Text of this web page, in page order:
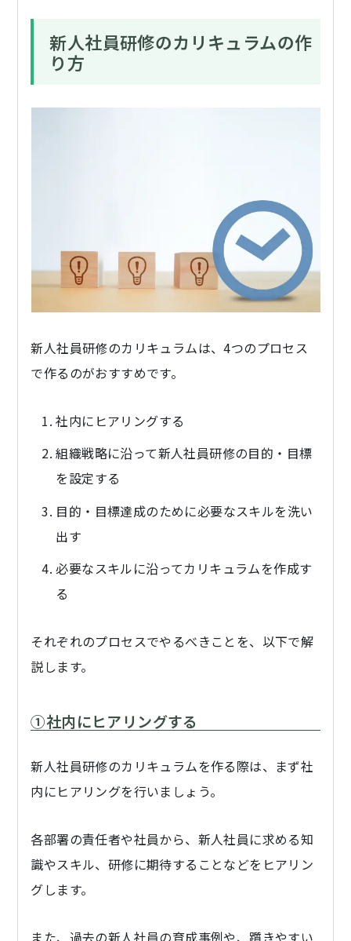
新人社員研修のカリキュラムの作
り方
新人社員研修のカリキュラムは、4つのプロセス
で作るのがおすすめです。
社内にヒアリングする
組織戦略に沿って新人社員研修の目的・目標
を設定する
目的・目標達成のために必要なスキルを洗い
出す
必要なスキルに沿ってカリキュラムを作成す
る
それぞれのプロセスでやるべきことを、以下で解
説します。
①社内にヒアリングする
新人社員研修のカリキュラムを作る際は、まず社
内にヒアリングを行いましょう。
各部署の責任者や社員から、新人社員に求める知
識やスキル、研修に期待することなどをヒアリン
グします。
また、過去の新人社員の育成事例や、躓きやすい